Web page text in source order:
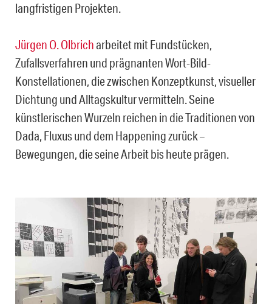
langfristigen Projekten.
Jürgen O. Olbricharbeitet mit Fundstücken,
Zufallsverfahren und prägnanten Wort-Bild-
Konstellationen, die zwischen Konzeptkunst, visueller
Dichtung und Alltagskultur vermitteln. Seine
künstlerischen Wurzeln reichen in die Traditionen von
Dada, Fluxus und dem Happening zurück –
Bewegungen, die seine Arbeit bis heute prägen.